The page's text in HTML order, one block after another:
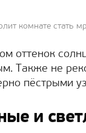
комнате стать
оттенок
Также не
пёстрыми
и